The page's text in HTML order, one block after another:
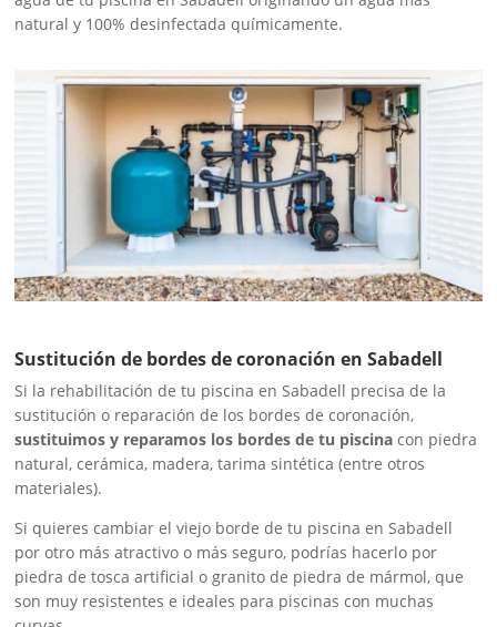
natural y 100% desinfectada químicamente.
Sustitución de bordes de coronación en Sabadell
Si la rehabilitación de tu piscina en Sabadell precisa de la
sustitución o reparación de los bordes de coronación,
sustituimos y reparamos los bordes de tu piscina con piedra
natural, cerámica, madera, tarima sintética (entre otros
materiales).
Si quieres cambiar el viejo borde de tu piscina en Sabadell
por otro más atractivo o más seguro, podrías hacerlo por
piedra de tosca artificial o granito de piedra de mármol, que
son muy resistentes e ideales para piscinas con muchas